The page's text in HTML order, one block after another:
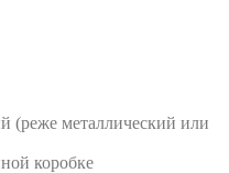
(реже металлический или
коробке